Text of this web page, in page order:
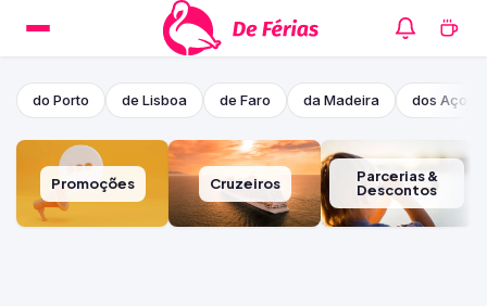
do Porto de Lisboa de Faro da Madeira dos
Promoções Cruzeiros
Parcerias &
Descontos